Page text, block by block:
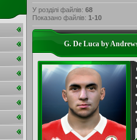
У розділі файлів: 68
Показано файлів: 1-10
G. De Luca by